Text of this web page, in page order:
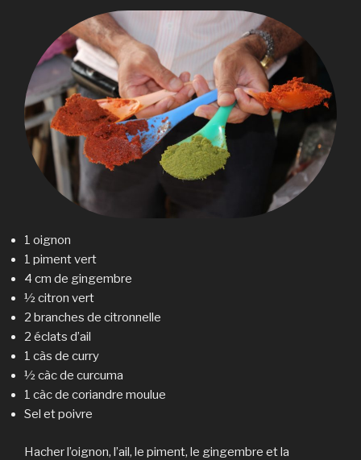
1 oignon
1 piment vert
4 cm de gingembre
½ citron vert
2 branches de citronnelle
2 éclats d’ail
1 càs de curry
½ càc de curcuma
1 càc de coriandre moulue
Sel et poivre
Hacher l’oignon, l’ail, le piment, le gingembre et la